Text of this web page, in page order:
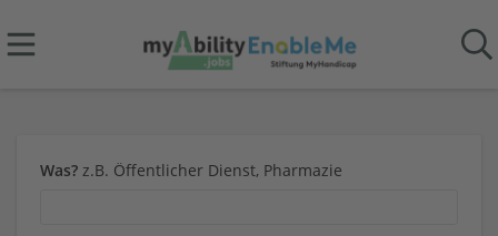
Was? z.B. Öffentlicher Dienst, Pharmazie